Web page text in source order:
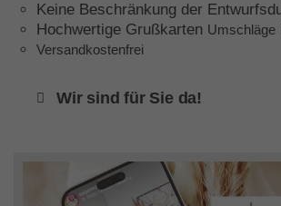
Keine Beschränkung der
Hochwertige Grußkarten Umschläge
Versandkostenfrei
Wir sind für Sie da!